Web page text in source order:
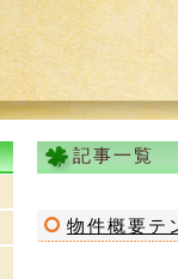
記事一覧
物件概要テ